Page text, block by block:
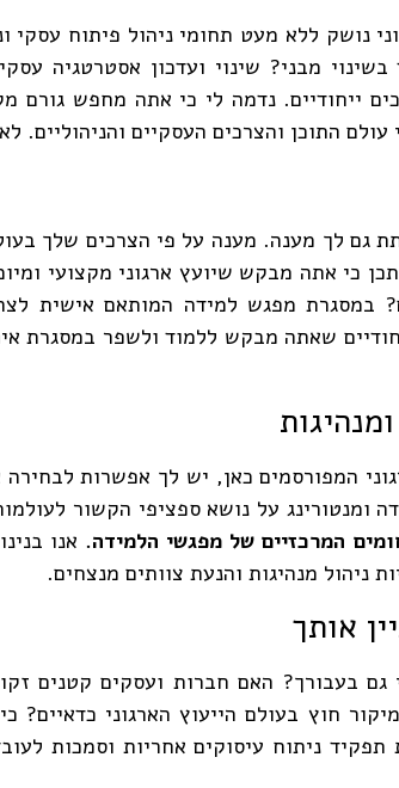
נושק ללא מעט תחומי ניהול פיתוח עסקי
מבני? שינוי ועדכון אסטרטגיה
ייחודיים. נדמה לי כי אתה מחפש גורם
התוכן והצרכים העסקיים והניהוליים.
גם לך מענה. מענה על פי הצרכים שלך
כי אתה מבקש שיועץ ארגוני מקצועי
מפגש למידה המותאם אישית
שאתה מבקש ללמוד ולשפר במסגרת
בתחום הייעוץ הארגוני המפורסמים כאן, יש לך
על נושא ספציפי הקשור
המרכזיים של מפגשי הלמידה.
ניהול מנהיגות והנעת צוותים מנצחים.
אותך
בעבורך? האם חברות ועסקים קטנים
חוץ בעולם הייעוץ הארגוני כדאיים?
ניתוח עיסוקים אחריות וסמכות